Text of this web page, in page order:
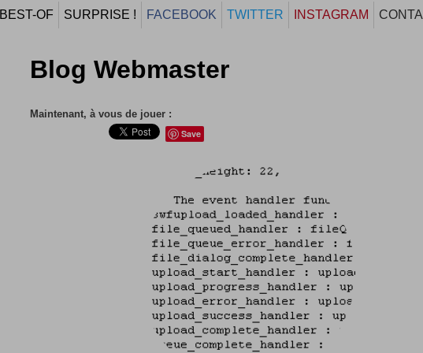
BEST-OF SURPRISE ! FACEBOOK TWITTER INSTAGRAM
Blog Webmaster
Maintenant, à vous de jouer :
Save